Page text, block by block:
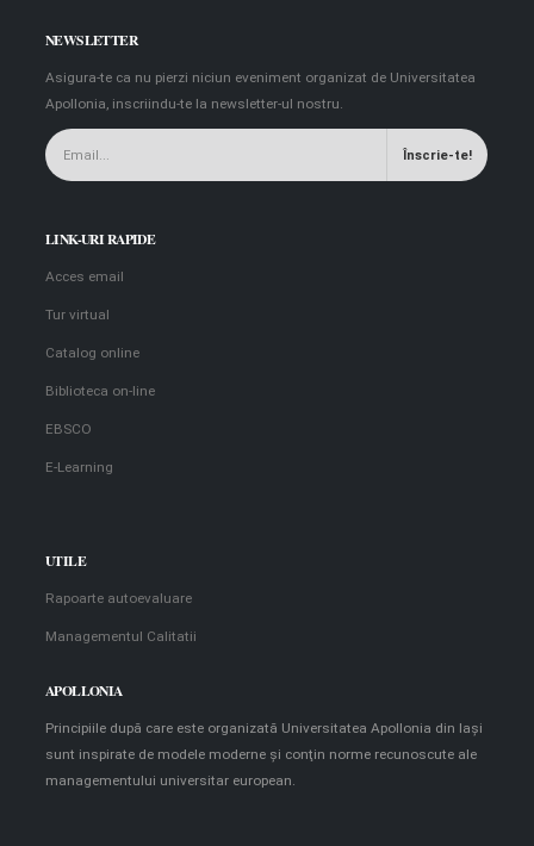
NEWSLETTER
Asigura-te ca nu pierzi niciun eveniment organizat de Universitatea
Apollonia, inscriindu-te la newsletter-ul nostru.
LINK-URI RAPIDE
Acces email
Tur virtual
Catalog online
Biblioteca on-line
EBSCO
E-Learning
UTILE
Rapoarte autoevaluare
Managementul Calitatii
APOLLONIA
Principiile după care este organizată Universitatea Apollonia din Iaşi
sunt inspirate de modele moderne şi conţin norme recunoscute ale
managementului universitar european.